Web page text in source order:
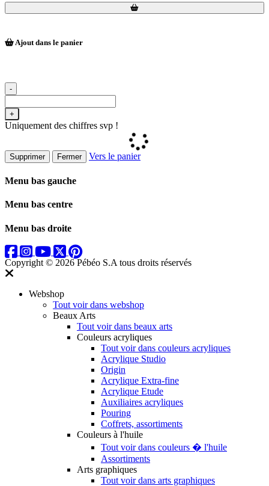
Loading...
Loading...
Ajout dans le panier
-
+
Uniquement des chiffres svp !
Supprimer Fermer Vers le panier
Menu bas gauche
Menu bas centre
Menu bas droite
Copyright © 2026 Pébéo S.A tous droits réservés
Webshop
Tout voir dans webshop
Beaux Arts
Tout voir dans beaux arts
Couleurs acryliques
Tout voir dans couleurs acryliques
Acrylique Studio
Origin
Acrylique Extra-fine
Acrylique Etude
Auxiliaires acryliques
Pouring
Coffrets, assortiments
Couleurs à l'huile
Tout voir dans couleurs � l'huile
Assortiments
Arts graphiques
Tout voir dans arts graphiques